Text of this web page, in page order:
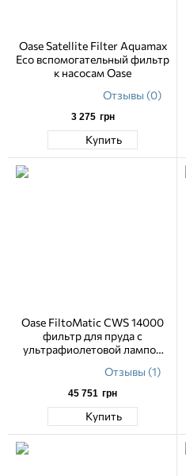
Oase Satellite Filter Aquamax
Eco вспомогательный фильтр
к насосам Oase
Отзывы (0)
3 275 грн
Купить
Oase FiltoMatic CWS 14000
фильтр для пруда с
ультрафиолетовой лампой
Отзывы (1)
45 751 грн
Купить